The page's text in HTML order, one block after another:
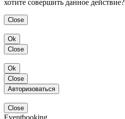
хотите совершить данное действие?
Close
Ok
Close
Ok
Close
Авторизоваться
Close
Eventbooking